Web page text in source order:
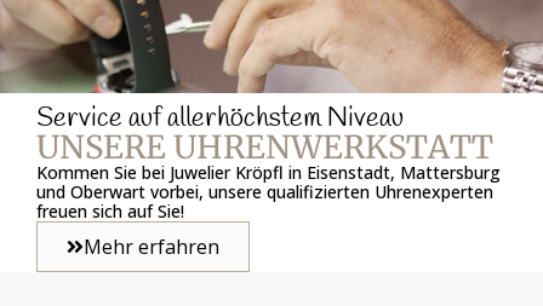
Service auf allerhöchstem Niveau
UNSERE UHRENWERKSTATT
Kommen Sie bei Juwelier Kröpfl in Eisenstadt, Mattersburg
und Oberwart vorbei, unsere qualifizierten Uhrenexperten
freuen sich auf Sie!
Mehr erfahren